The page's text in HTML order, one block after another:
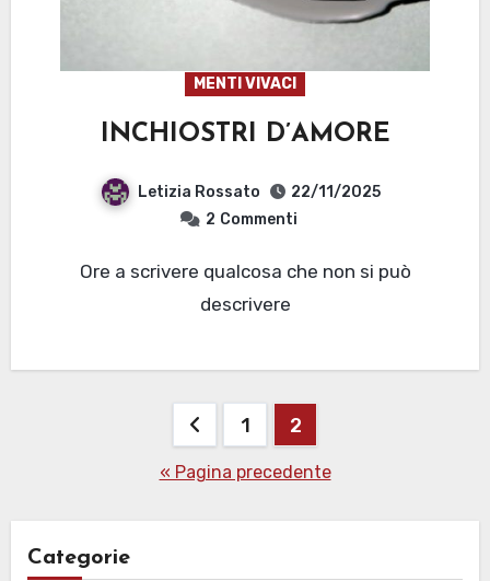
MENTI VIVACI
INCHIOSTRI D’AMORE
Letizia Rossato
22/11/2025
2 Commenti
Ore a scrivere qualcosa che non si può
descrivere
Paginazione
1 2
« Pagina precedente
Categorie